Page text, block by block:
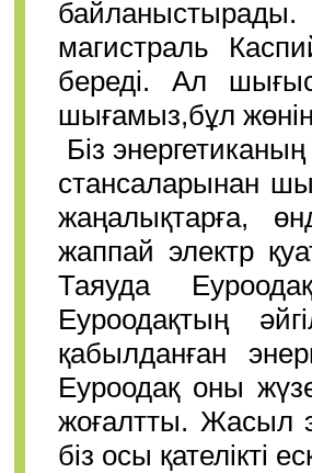
магистраль
береді. Ал
шығамыз,бұл
Біз
стансаларынан
жаңалықтарға,
жаппай электр
Таяуда
Еуроодақтың
қабылданған
Еуроодақ оны
жоғалтты. Жасыл
біз осы қателікті